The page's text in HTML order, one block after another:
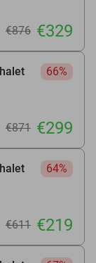
€876 €329
66%
€871 €299
64%
€611 €219